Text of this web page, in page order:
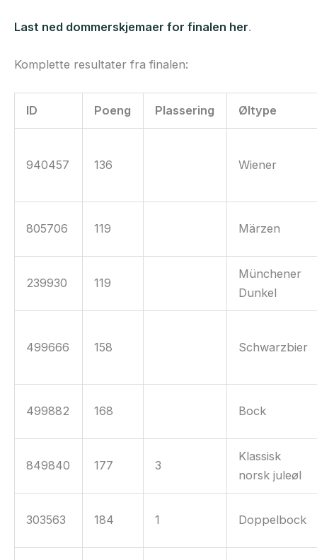
Last ned dommerskjemaer for finalen her.
Komplette resultater fra finalen:
ID Poeng Plassering Øltype
940457 136 Wiener
805706 119 Märzen
239930 119
Münchener
Dunkel
499666 158 Schwarzbier
499882 168 Bock
849840 177 3
Klassisk
norsk juleøl
303563 184 1 Doppelbock